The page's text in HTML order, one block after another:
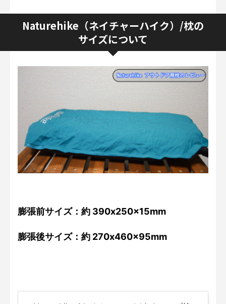
Naturehike（ネイチャーハイク）/枕の
サイズについて
膨張前サイズ：約 390x250x15mm
膨張後サイズ：約 270x460x95mm